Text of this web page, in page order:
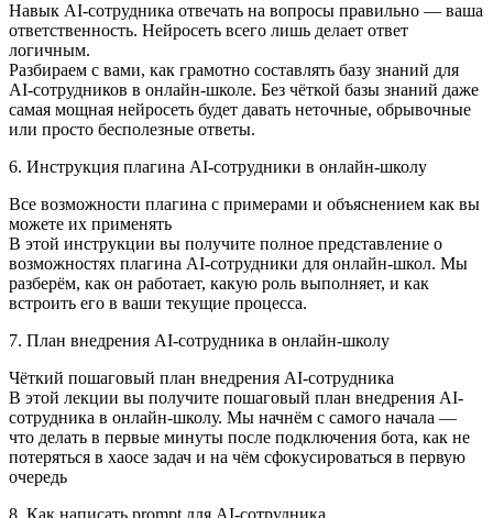
Навык AI-сотрудника отвечать на вопросы правильно — ваша
ответственность. Нейросеть всего лишь делает ответ
логичным.
Разбираем с вами, как грамотно составлять базу знаний для
AI-сотрудников в онлайн-школе. Без чёткой базы знаний даже
самая мощная нейросеть будет давать неточные, обрывочные
или просто бесполезные ответы.
6. Инструкция плагина АI-сотрудники в онлайн-школу
Все возможности плагина с примерами и объяснением как вы
можете их применять
В этой инструкции вы получите полное представление о
возможностях плагина AI-сотрудники для онлайн-школ. Мы
разберём, как он работает, какую роль выполняет, и как
встроить его в ваши текущие процесса.
7. План внедрения AI‑сотрудника в онлайн-школу
Чёткий пошаговый план внедрения AI-сотрудника
В этой лекции вы получите пошаговый план внедрения AI-
сотрудника в онлайн-школу. Мы начнём с самого начала —
что делать в первые минуты после подключения бота, как не
потеряться в хаосе задач и на чём сфокусироваться в первую
очередь